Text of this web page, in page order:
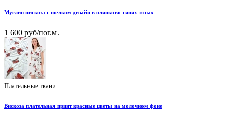
Муслин вискоза с шелком дизайн в оливково-синих тонах
1 600 руб/пог.м.
Плательные ткани
Вискоза плательная принт красные цветы на молочном фоне